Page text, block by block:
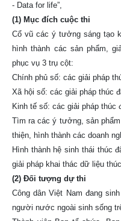
- Data for life”,
(1) Mục đích cuộc thi
Cổ vũ các ý tưởng sáng tạo
hình thành các sản phẩm,
phục vụ 3 trụ cột:
Chính phủ số: các giải pháp
Xã hội số: các giải pháp thúc
Kinh tế số: các giải pháp thúc
Tìm ra các ý tưởng, sản
thiện, hình thành các doanh
Hình thành hệ sinh thái thúc
giải pháp khai thác dữ liệu
(2) Đối tượng dự thi
Công dân Việt Nam đang
người nước ngoài sinh sống